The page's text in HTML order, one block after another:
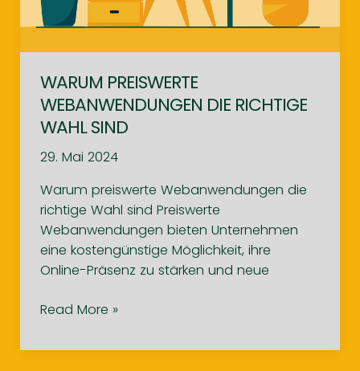
WARUM PREISWERTE
WEBANWENDUNGEN DIE RICHTIGE
WAHL SIND
29. Mai 2024
Warum preiswerte Webanwendungen die
richtige Wahl sind Preiswerte
Webanwendungen bieten Unternehmen
eine kostengünstige Möglichkeit, ihre
Online-Präsenz zu stärken und neue
Warum
Webanwendungen
Read More »